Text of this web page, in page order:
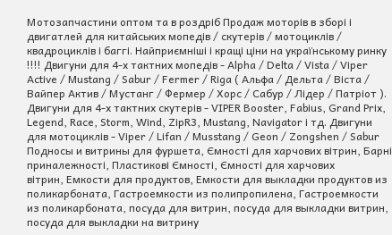
Мотозапчастини оптом та в роздріб Продаж моторів в зборі і
двигатлей для китайських мопедів / скутерів / мотоциклів /
квадроциклів і баггі. Найприємніші і кращі ціни на українському ринку
!!!! Двигуни для 4-х тактних мопедів - Alpha / Delta / Vista / Viper
Active / Mustang / Sabur / Fermer / Riga ( Альфа / Дельта / Віста /
Вайпер Актив / Мустанг / Фермер / Хорс / Сабур / Лідер / Патріот ).
Двигуни для 4-х тактних скутерів - VIPER Booster, Fabius, Grand Prix,
Legend, Race, Storm, Wind, ZipR3, Mustang, Navigator і тд. Двигуни
для мотоциклів - Viper / Lifan / Musstang / Geon / Zongshen / Sabur
Подносы и витрины для фуршета, Ємності для харчових вітрин, Барні
приналежності, Пластикові Ємності, Ємності для харчових
вітрин, Емкости для продуктов, Емкости для выкладки продуктов из
поликарбоната, Гастроемкости из полипропилена, Гастроемкости
из поликарбоната, посуда для витрин, посуда для выкладки витрин,
посуда для выкладки на витрину